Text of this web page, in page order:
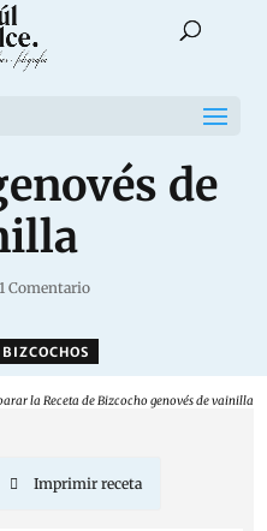
de
1 Comentario
la Receta de Bizcocho genovés de vainilla
Imprimir receta